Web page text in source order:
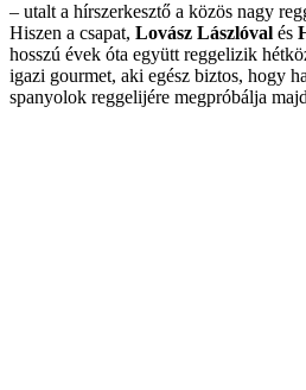
– utalt a hírszerkesztő a közös nagy
Hiszen a csapat, Lovász Lászlóval és
hosszú évek óta együtt reggelizik
igazi gourmet, aki egész biztos, hogy
spanyolok reggelijére megpróbálja